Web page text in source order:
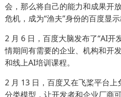
会，那么将自己的能力和成果开
危机，成为“渔夫”身份的百度显示
2 月 6 日，百度大脑发布了“AI开
情期间有需要的企业、机构和开
和线上AI培训课程。
2 月 13 日，百度又在飞桨平台上
分类模型，让开发者和企业厂商